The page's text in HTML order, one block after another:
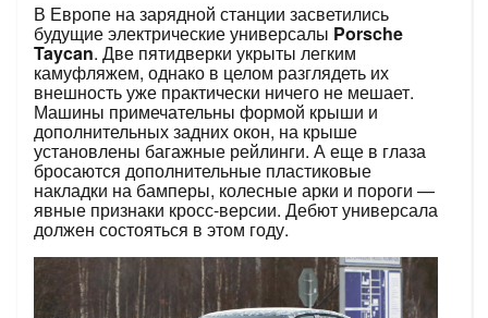
В Европе на зарядной станции засветились
будущие электрические универсалы Porsche
Taycan. Две пятидверки укрыты легким
камуфляжем, однако в целом разглядеть их
внешность уже практически ничего не мешает.
Машины примечательны формой крыши и
дополнительных задних окон, на крыше
установлены багажные рейлинги. А еще в глаза
бросаются дополнительные пластиковые
накладки на бамперы, колесные арки и пороги —
явные признаки кросс-версии. Дебют универсала
должен состояться в этом году.